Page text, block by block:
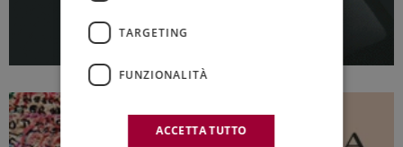
TARGETING
FUNZIONALITÀ
ACCETTA TUTTO